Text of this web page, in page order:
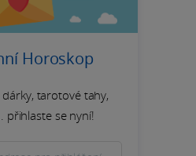
Horoskop
tarotové tahy,
přihlaste se nyní!